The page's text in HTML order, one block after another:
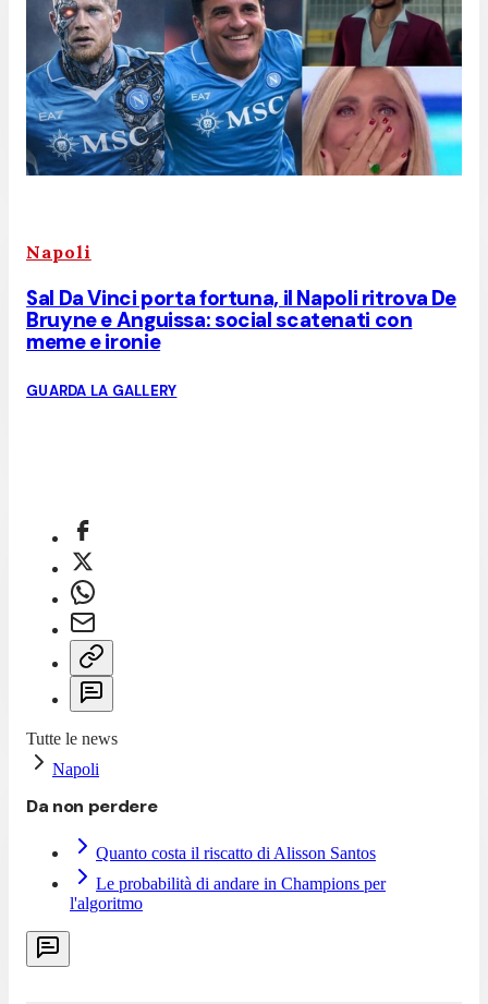
Napoli
Sal Da Vinci porta fortuna, il Napoli ritrova De
Bruyne e Anguissa: social scatenati con
meme e ironie
GUARDA LA GALLERY
Tutte le news
Napoli
Da non perdere
Quanto costa il riscatto di Alisson Santos
Le probabilità di andare in Champions per
l'algoritmo